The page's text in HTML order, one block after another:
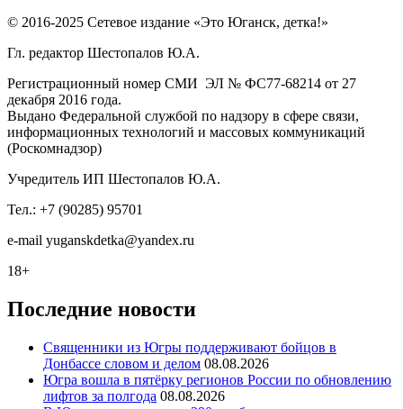
© 2016-2025 Сетевое издание «Это Юганск, детка!»
Гл. редактор Шестопалов Ю.А.
Регистрационный номер СМИ ЭЛ № ФС77-68214 от 27
декабря 2016 года.
Выдано Федеральной службой по надзору в сфере связи,
информационных технологий и массовых коммуникаций
(Роскомнадзор)
Учредитель ИП Шестопалов Ю.А.
Тел.: +7 (90285) 95701
e-mail yuganskdetka@yandex.ru
18+
Последние новости
Священники из Югры поддерживают бойцов в
Донбассе словом и делом 08.08.2026
Югра вошла в пятёрку регионов России по обновлению
лифтов за полгода 08.08.2026